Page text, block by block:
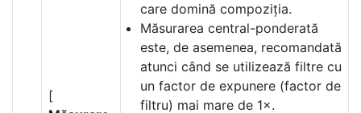
[
care domină compoziția.
Măsurarea central-ponderată
este, de asemenea, recomandată
atunci când se utilizează filtre cu
un factor de expunere (factor de
filtru) mai mare de 1×.